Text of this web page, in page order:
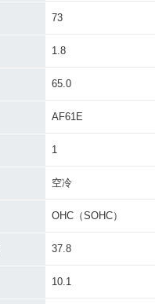
73
1.8
65.0
AF61E
1
空冷
OHC（SOHC）
37.8
10.1